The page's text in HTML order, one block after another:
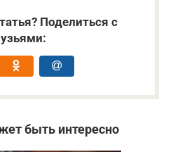
Поделиться с
быть интересно